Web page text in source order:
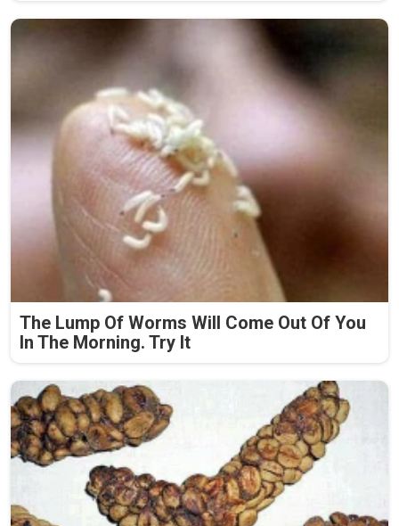
The Lump Of Worms Will Come Out Of You
In The Morning. Try It